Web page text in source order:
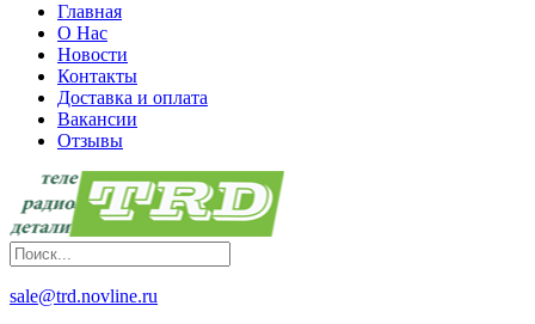
Главная
О Нас
Новости
Контакты
Доставка и оплата
Вакансии
Отзывы
sale@trd.novline.ru